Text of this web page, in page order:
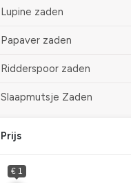
Lupine zaden
Papaver zaden
Ridderspoor zaden
Slaapmutsje Zaden
Prijs
€ 1